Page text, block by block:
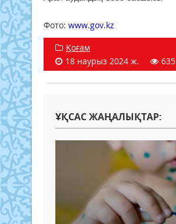
Фото: ​ www.gov.kz
Қоғам
18 наурыз 2024 ж.
635
ҰҚСАС ЖАҢАЛЫҚТАР: